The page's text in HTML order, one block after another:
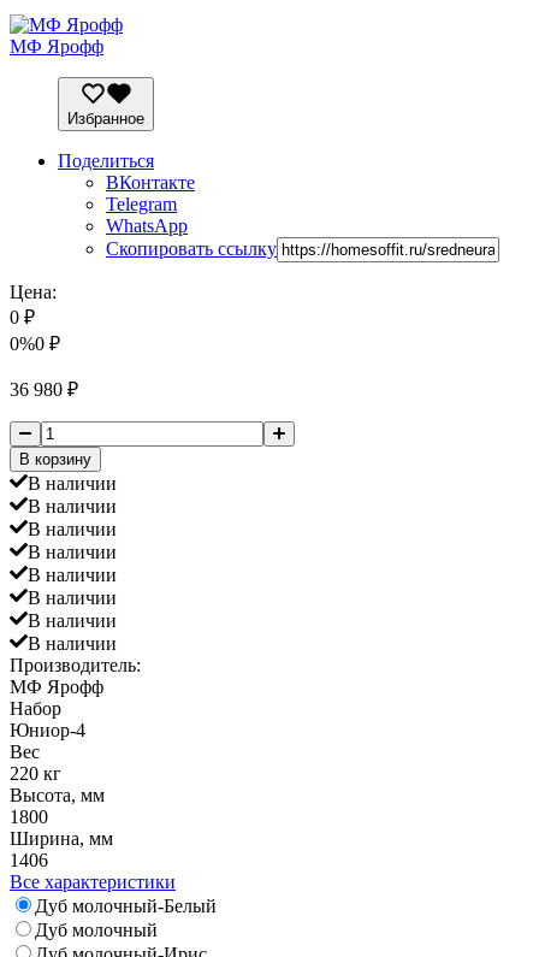
МФ Ярофф
Избранное
Поделиться
ВКонтакте
Telegram
WhatsApp
Скопировать ссылку
Цена:
0 ₽
0%0 ₽
36 980 ₽
В корзину
В наличии
В наличии
В наличии
В наличии
В наличии
В наличии
В наличии
В наличии
Производитель:
МФ Ярофф
Набор
Юниор-4
Вес
220 кг
Высота, мм
1800
Ширина, мм
1406
Все характеристики
Дуб молочный-Белый
Дуб молочный